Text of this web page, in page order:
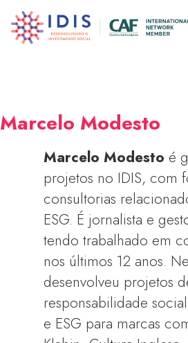
para
Marcelo Modesto
Marcelo Modesto é
projetos no IDIS, com
consultorias
ESG. É jornalista e
tendo trabalhado em
nos últimos 12 anos.
desenvolveu projetos
responsabilidade
e ESG para marcas